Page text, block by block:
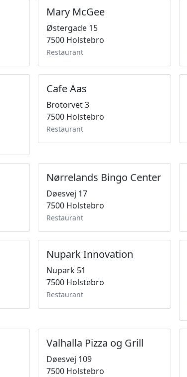
Mary McGee
Østergade 15
7500 Holstebro
Restaurant
Cafe Aas
Brotorvet 3
7500 Holstebro
Restaurant
Nørrelands Bingo Center
Døesvej 17
7500 Holstebro
Restaurant
Nupark Innovation
Nupark 51
7500 Holstebro
Restaurant
Valhalla Pizza og Grill
Døesvej 109
7500 Holstebro